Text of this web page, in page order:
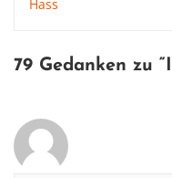
Hass
79 Gedanken zu “